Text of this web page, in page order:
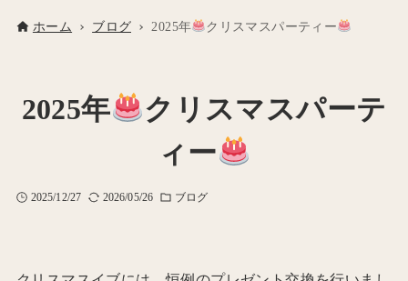
ホーム ブログ 2025年 クリスマスパーティー
2025年
クリスマスパーテ
ィー
2025/12/27 2026/05/26 ブログ